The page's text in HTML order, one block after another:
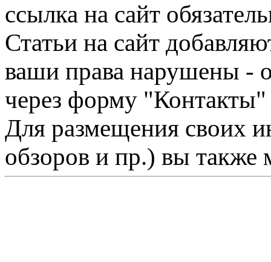
ссылка на сайт
Статьи на сайт
ваши права нарушены -
через форму "Контакты"
Для размещения своих
обзоров и пр.) вы также